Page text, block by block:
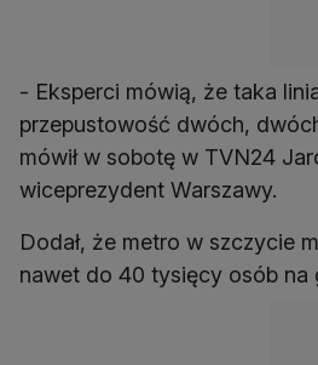
- Eksperci mówią, że taka
przepustowość dwóch,
mówił w sobotę w TVN24
wiceprezydent Warszawy.
Dodał, że metro w szczycie
nawet do 40 tysięcy osób na